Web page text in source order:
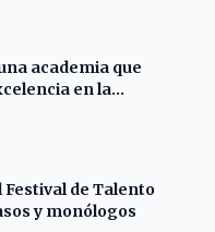
academia que
en la
docentes
de Talento
y monólogos